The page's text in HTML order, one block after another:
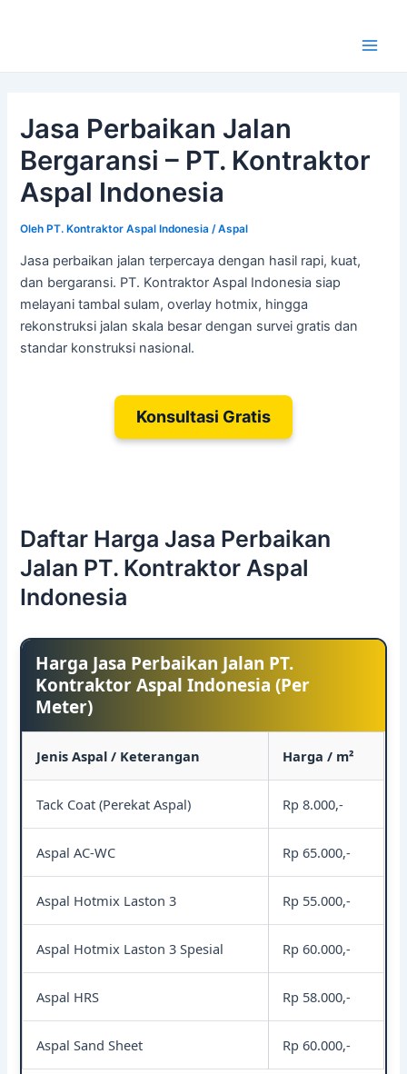
Jasa Perbaikan Jalan
Bergaransi – PT. Kontraktor
Aspal Indonesia
OlehPT. Kontraktor Aspal Indonesia /Aspal
Jasa perbaikan jalan terpercaya dengan hasil rapi, kuat,
dan bergaransi. PT. Kontraktor Aspal Indonesia siap
melayani tambal sulam, overlay hotmix, hingga
rekonstruksi jalan skala besar dengan survei gratis dan
standar konstruksi nasional.
Konsultasi Gratis
Daftar Harga Jasa Perbaikan
Jalan PT. Kontraktor Aspal
Indonesia
Harga Jasa Perbaikan Jalan PT.
Kontraktor Aspal Indonesia (Per
Meter)
Jenis Aspal / Keterangan Harga / m²
Tack Coat (Perekat Aspal) Rp 8.000,-
Aspal AC-WC Rp 65.000,-
Aspal Hotmix Laston 3 Rp 55.000,-
Aspal Hotmix Laston 3 Spesial Rp 60.000,-
Aspal HRS Rp 58.000,-
Aspal Sand Sheet Rp 60.000,-